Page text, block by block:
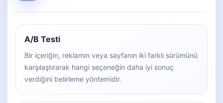
A/B Testi
Bir içeriğin, reklamın veya sayfanın iki farklı sürümünü
karşılaştırarak hangi seçeneğin daha iyi sonuç
verdiğini belirleme yöntemidir.